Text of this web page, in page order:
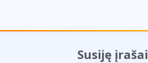
Susiję įrašai